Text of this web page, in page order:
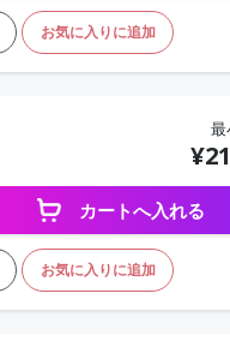
お気に入りに追加
最
¥
カートへ入れる
お気に入りに追加